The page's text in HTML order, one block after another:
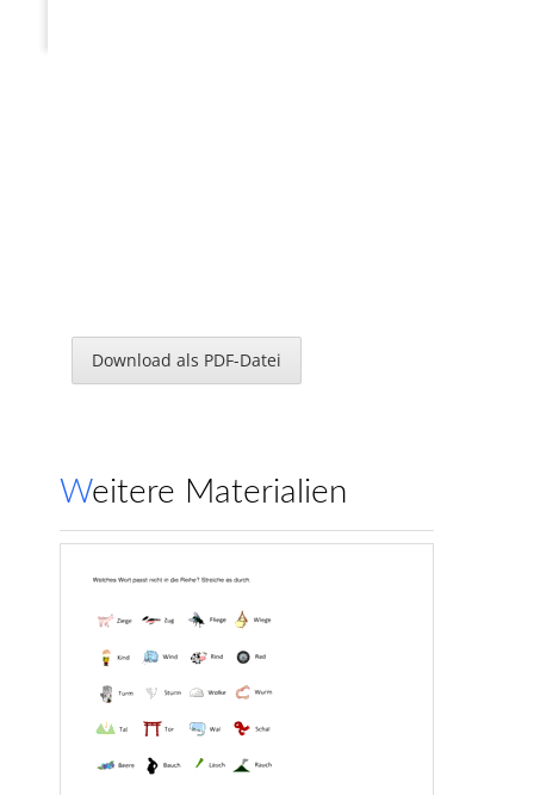
Download als PDF-Datei
Weitere Materialien